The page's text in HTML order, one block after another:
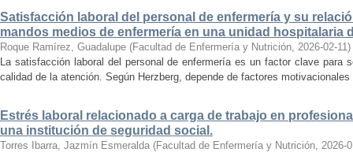
Satisfacción laboral del personal de enfermería y su
mandos medios de enfermería en una unidad hospitalaria
Roque Ramírez, Guadalupe (Facultad de Enfermería y Nutrición, 2026-02-11)
La satisfacción laboral del personal de enfermería es un factor clave para
calidad de la atención. Según Herzberg, depende de factores
Estrés laboral relacionado a carga de trabajo en
una institución de seguridad social.
Torres Ibarra, Jazmín Esmeralda (Facultad de Enfermería y Nutrición, 2026-